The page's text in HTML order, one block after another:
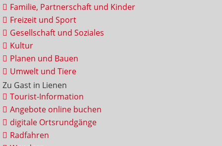
Familie, Partnerschaft und Kinder
Freizeit und Sport
Gesellschaft und Soziales
Kultur
Planen und Bauen
Umwelt und Tiere
Zu Gast in Lienen
Tourist-Information
Angebote online buchen
digitale Ortsrundgänge
Radfahren